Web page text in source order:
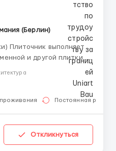
(Берлин)
и другой плитки на
Ищем профессионалов
только для мастеров
с доказательным портфолио Обязанности ...
Постоянная работа
Откликнуться